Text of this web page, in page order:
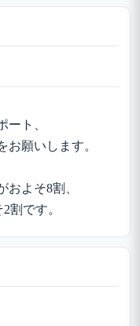
ート、
お願いします。
およそ8割、
割です。